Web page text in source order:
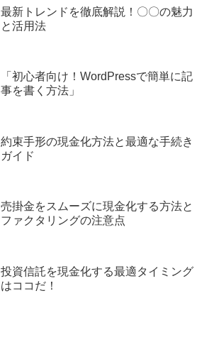
最新トレンドを徹底解説！〇〇の魅力
と活用法
「初心者向け！WordPressで簡単に記
事を書く方法」
約束手形の現金化方法と最適な手続き
ガイド
売掛金をスムーズに現金化する方法と
ファクタリングの注意点
投資信託を現金化する最適タイミング
はココだ！